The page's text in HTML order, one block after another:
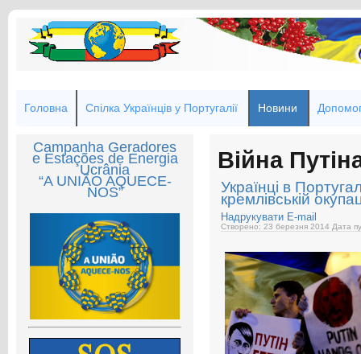
Головна Спілка Українців у Португалії Новини
Campanha Geradores
e Estações de Energia
Ucrânia
“A UNIÃO AQUECE-
NOS”
Війна
Українці в
кремлівській
Надрукувати E-mail
Створено: 23 березня 2014 Дата